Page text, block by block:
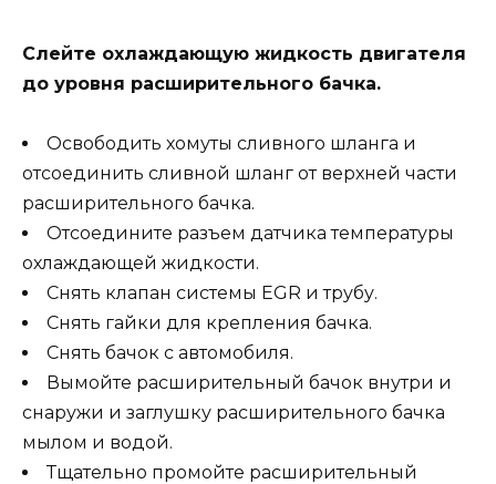
Слейте охлаждающую жидкость двигателя
до уровня расширительного бачка.
Освободить хомуты сливного шланга и
отсоединить сливной шланг от верхней части
расширительного бачка.
Отсоедините разъем датчика температуры
охлаждающей жидкости.
Снять клапан системы EGR и трубу.
Снять гайки для крепления бачка.
Снять бачок с автомобиля.
Вымойте расширительный бачок внутри и
снаружи и заглушку расширительного бачка
мылом и водой.
Тщательно промойте расширительный